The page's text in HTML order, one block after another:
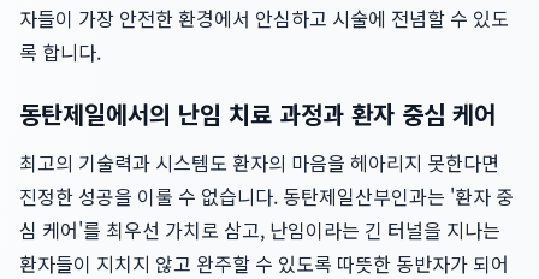
자들이 가장 안전한 환경에서 안심하고 시술에 전념할 수 있도
록 합니다.
동탄제일에서의 난임 치료 과정과 환자 중심 케어
최고의 기술력과 시스템도 환자의 마음을 헤아리지 못한다면
진정한 성공을 이룰 수 없습니다. 동탄제일산부인과는 '환자 중
심 케어'를 최우선 가치로 삼고, 난임이라는 긴 터널을 지나는
환자들이 지치지 않고 완주할 수 있도록 따뜻한 동반자가 되어